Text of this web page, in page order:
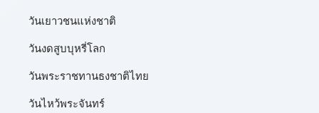
วันเยาวชนแห่งชาติ
วันงดสูบบุหรี่โลก
วันพระราชทานธงชาติไทย
วันไหว้พระจันทร์​